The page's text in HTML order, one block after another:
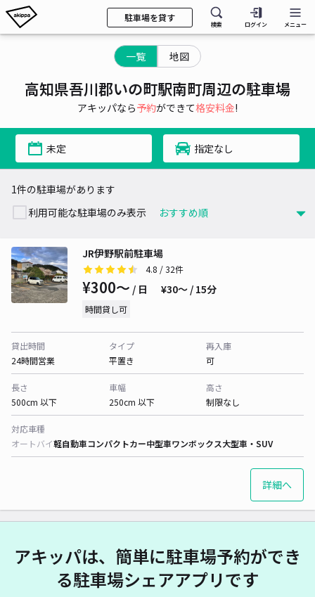
駐車場を貸す
検索 ログイン メニュー
一覧 地図
高知県吾川郡いの町駅南町周辺の駐車場
アキッパなら予約ができて格安料金!
未定 指定なし
1件の駐車場があります
利用可能な駐車場のみ表示
JR伊野駅前駐車場
4.8 / 32件
¥300〜 / 日 ¥30〜 / 15分
時間貸し可
貸出時間
24時間営業
タイプ
平置き
再入庫
可
長さ
500cm 以下
車幅
250cm 以下
高さ
制限なし
対応車種
オートバイ軽自動車コンパクトカー中型車ワンボックス大型車・SUV
詳細へ
アキッパは、簡単に駐車場予約ができ
る駐車場シェアアプリです